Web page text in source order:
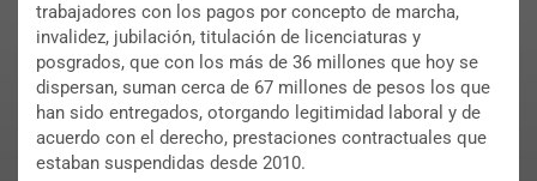
trabajadores con los pagos por concepto de marcha,
invalidez, jubilación, titulación de licenciaturas y
posgrados, que con los más de 36 millones que hoy se
dispersan, suman cerca de 67 millones de pesos los que
han sido entregados, otorgando legitimidad laboral y de
acuerdo con el derecho, prestaciones contractuales que
estaban suspendidas desde 2010.